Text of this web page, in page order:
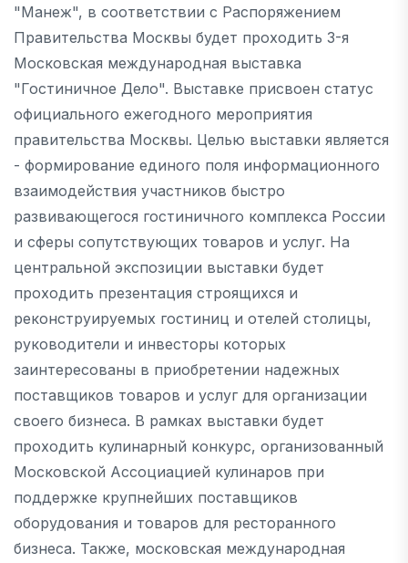
"Манеж", в соответствии с Распоряжением
Правительства Москвы будет проходить 3-я
Московская международная выставка
"Гостиничное Дело". Выставке присвоен статус
официального ежегодного мероприятия
правительства Москвы. Целью выставки является
- формирование единого поля информационного
взаимодействия участников быстро
развивающегося гостиничного комплекса России
и сферы сопутствующих товаров и услуг. На
центральной экспозиции выставки будет
проходить презентация строящихся и
реконструируемых гостиниц и отелей столицы,
руководители и инвесторы которых
заинтересованы в приобретении надежных
поставщиков товаров и услуг для организации
своего бизнеса. В рамках выставки будет
проходить кулинарный конкурс, организованный
Московской Ассоциацией кулинаров при
поддержке крупнейших поставщиков
оборудования и товаров для ресторанного
бизнеса. Также, московская международная